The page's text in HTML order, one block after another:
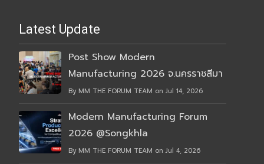
Latest Update
Post Show Modern
Manufacturing 2026 จ.นครราชสีมา
By MM THE FORUM TEAM on Jul 14, 2026
Modern Manufacturing Forum
2026 @Songkhla
By MM THE FORUM TEAM on Jul 4, 2026